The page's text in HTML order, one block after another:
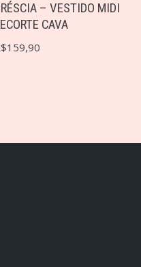
– VESTIDO MIDI
CAVA
159,90